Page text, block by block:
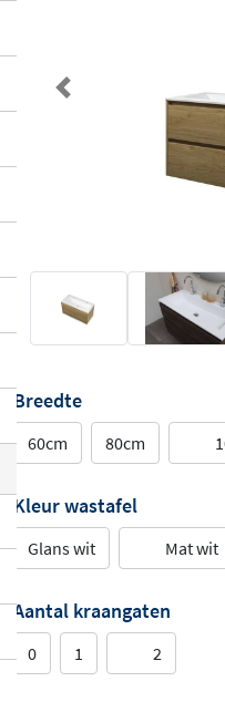
Previous
Breedte
60cm 80cm
Kleur wastafel
Glans wit Mat wit
Aantal kraangaten
0 1 2